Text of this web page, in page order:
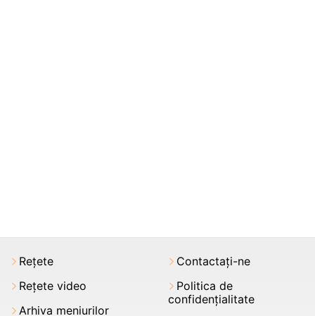
Rețete
Rețete video
Arhiva meniurilor
Contactați-ne
Politica de
confidențialitate